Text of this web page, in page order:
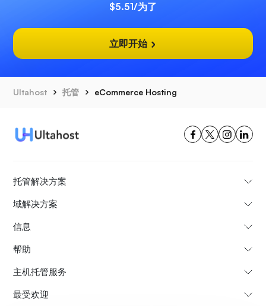
$5.51/为了
立即开始
Ultahost 托管 eCommerce Hosting
托管解决方案
域解决方案
信息
帮助
主机托管服务
最受欢迎